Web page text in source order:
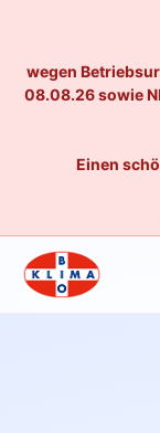
wegen
08.08.26 sowie
Einen